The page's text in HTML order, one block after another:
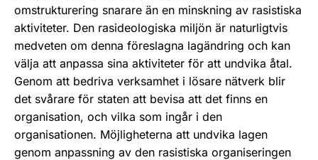
omstrukturering snarare än en minskning av rasistiska
aktiviteter. Den rasideologiska miljön är naturligtvis
medveten om denna föreslagna lagändring och kan
välja att anpassa sina aktiviteter för att undvika åtal.
Genom att bedriva verksamhet i lösare nätverk blir
det svårare för staten att bevisa att det finns en
organisation, och vilka som ingår i den
organisationen. Möjligheterna att undvika lagen
genom anpassning av den rasistiska organiseringen